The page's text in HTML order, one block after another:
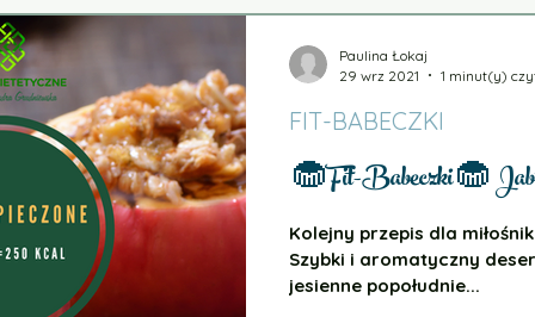
🧁Fit-Babeczki🧁
Kolejny przepis dla
Szybki i aromatyczny
jesienne popołudnie...
FIT-BABECZKI
Paulina Łokaj
29 wrz 2021
1 minut(y)